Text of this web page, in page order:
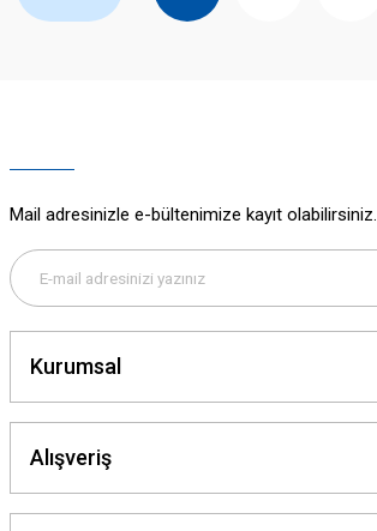
Mail adresinizle e-bültenimize kayıt olabilirsiniz.
Kurumsal
Alışveriş